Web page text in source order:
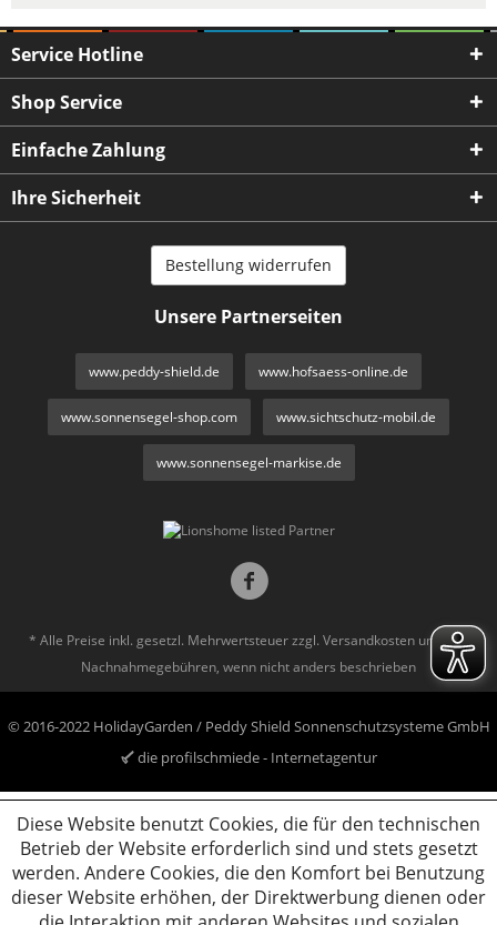
Service Hotline
Shop Service
Einfache Zahlung
Ihre Sicherheit
Bestellung widerrufen
Unsere Partnerseiten
www.peddy-shield.de www.hofsaess-online.de
www.sonnensegel-shop.com www.sichtschutz-mobil.de
www.sonnensegel-markise.de
* Alle Preise inkl. gesetzl. Mehrwertsteuer zzgl. Versandkosten und ggf.
Nachnahmegebühren, wenn nicht anders beschrieben
© 2016-2022 HolidayGarden / Peddy Shield Sonnenschutzsysteme GmbH
die profilschmiede - Internetagentur
Diese Website benutzt Cookies, die für den technischen
Betrieb der Website erforderlich sind und stets gesetzt
werden. Andere Cookies, die den Komfort bei Benutzung
dieser Website erhöhen, der Direktwerbung dienen oder